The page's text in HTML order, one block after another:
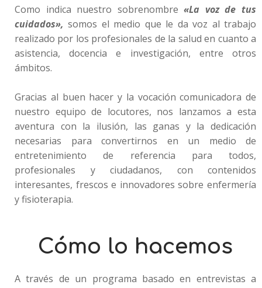
Como indica nuestro sobrenombre «La voz de tus
cuidados», somos el medio que le da voz al trabajo
realizado por los profesionales de la salud en cuanto a
asistencia, docencia e investigación, entre otros
ámbitos.
Gracias al buen hacer y la vocación comunicadora de
nuestro equipo de locutores, nos lanzamos a esta
aventura con la ilusión, las ganas y la dedicación
necesarias para convertirnos en un medio de
entretenimiento de referencia para todos,
profesionales y ciudadanos, con contenidos
interesantes, frescos e innovadores sobre enfermería
y fisioterapia.
Cómo lo hacemos
A través de un programa basado en entrevistas a